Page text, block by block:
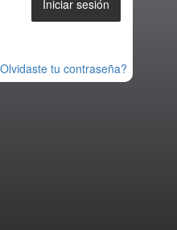
tu contraseña?